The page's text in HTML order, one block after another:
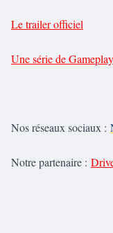
Le trailer officiel
Une série de
Nos réseaux sociaux :
Notre partenaire :